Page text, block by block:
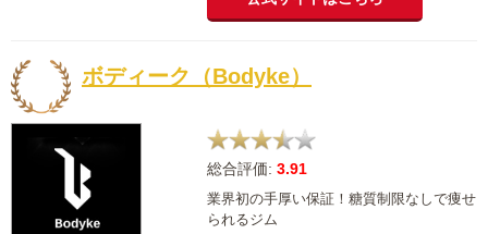
ボディーク（Bodyke）
総合評価: 3.91
業界初の手厚い保証！糖質制限なしで痩せ
られるジム